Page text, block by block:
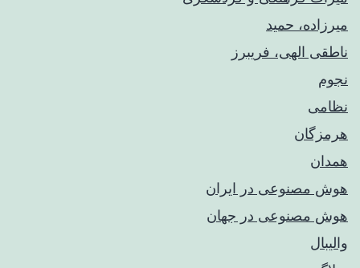
میرزاده، حمید
ناطقی الهی، فریبرز
نجوم
نظامی
هرمزگان
همدان
هوش مصنوعی در ایران
هوش مصنوعی در جهان
والیبال